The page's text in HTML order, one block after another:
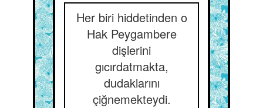
Her biri hiddetinden o
Hak Peygambere
dişlerini
gıcırdatmakta,
dudaklarını
çiğnemekteydi.